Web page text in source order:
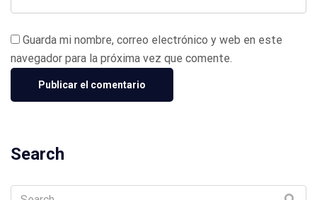
Guarda mi nombre, correo electrónico y web en este
navegador para la próxima vez que comente.
Search